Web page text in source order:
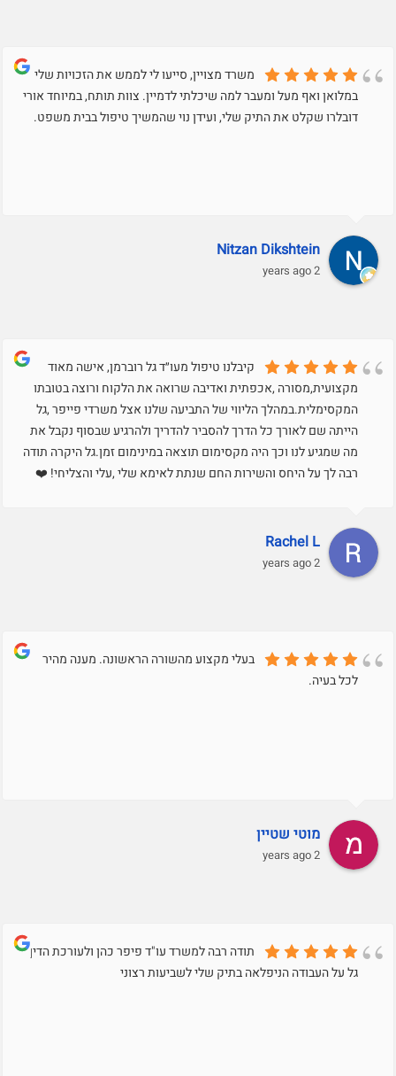
משרד מצויין, סייעו לי לממש את הזכויות שלי
במלואן ואף מעל ומעבר למה שיכלתי לדמיין. צוות תותח, במיוחד אורי
דובלרו שקלט את התיק שלי, ועידן נוי שהמשיך טיפול בבית משפט.
Nitzan Dikshtein
2 years ago
קיבלנו טיפול מעו״ד גל רוברמן, אישה מאוד
מקצועית,מסורה ,אכפתית ואדיבה שרואה את הלקוח ורוצה בטובתו
המקסימלית.במהלך הליווי של התביעה שלנו אצל משרדי פייפר ,גל
הייתה שם לאורך כל הדרך להסביר להדריך ולהרגיע שבסוף נקבל את
מה שמגיע לנו וכך היה מקסימום תוצאה במינימום זמן.גל היקרה תודה
רבה לך על היחס והשירות החם שנתת לאימא שלי ,עלי והצליחי! ❤️
Rachel L
2 years ago
בעלי מקצוע מהשורה הראשונה. מענה מהיר
לכל בעיה.
מוטי שטיין
2 years ago
תודה רבה למשרד עו"ד פיפר כהן ולעורכת הדין
גל על העבודה הניפלאה בתיק שלי לשביעות רצוני